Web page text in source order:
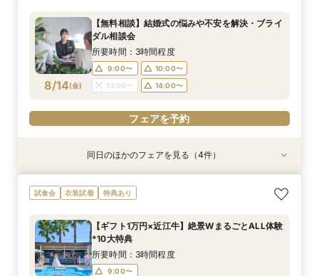
8/12(水)
9:00〜
13:00〜
14:00〜
フェアを予約
8/12(水)
付きフェアへご招待！
所要時間：2時間程度
フェアを予約
8/12(水)
15:00〜 15:30〜
フェアを予約
8/12(水)
名/50万の安心価格で叶える！アットホームＷ♪
所要時間：3時間程度
14:00〜
15:00〜
フェアを予約
8/12(水)
9:00〜
13:00〜
14:00〜
フェアを予約
8/12(水)
10:00〜
13:00〜
15:00〜
16:00〜
8/14(金)
【無料相談】結婚式の悩みや不安を解決・ブライ
ダル相談会
所要時間：3時間程度
9:00〜
10:00〜
13:00〜
14:00〜
フェアを予約
8/14(金)
【Webオンライン相談】ご遠方の方も在宅のまま
で安心！日程の空き状況＆お見積り相談まで♪か
付きフェアへご招待！
所要時間：2時間程度
特典あり
8/14(金)
【平日限定】最旬ドレス試着&見学もOK◎先取り
花嫁体験付相談会
9:00〜
13:00〜
14:00〜
特典あり
8/14(金)
【8～30名様◇貸切り】水上ヴィラ見学×家族婚
プラン相談会！結婚式は大好きなご家族と♪そん
名/50万の安心価格で叶える！アットホームＷ♪
所要時間：3時間程度
14:00〜
8/14(金)
【平日限定】フォト婚×会食×挙式のみも◎結婚
準備なんでも相談会
10:00〜
13:00〜
15:00〜
16:00〜
同日のほかのフェアを見る（4件）
試食会 衣装試着 特典あり
【ギフト1万円×近江牛】絶景WまるごとALL体験
*10大特典
所要時間：3時間程度
9:00〜